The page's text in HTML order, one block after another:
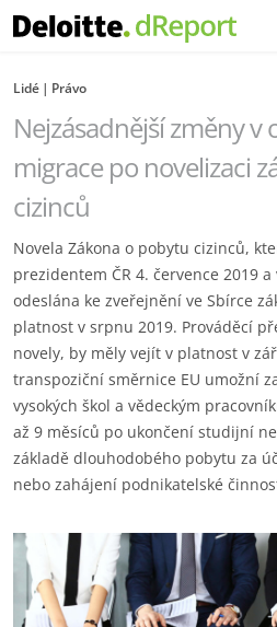
Lidé Právo
Nejzásadnější změny v
migrace po novelizaci
cizinců
Novela Zákona o pobytu cizinců,
prezidentem ČR 4. července 2019
odeslána ke zveřejnění ve Sbírce
platnost v srpnu 2019. Prováděcí
novely, by měly vejít v platnost v
transpoziční směrnice EU umožní
vysokých škol a vědeckým
až 9 měsíců po ukončení studijní
základě dlouhodobého pobytu za
nebo zahájení podnikatelské